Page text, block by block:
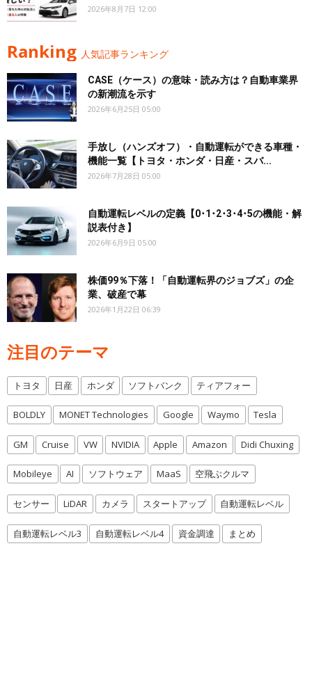
2026年8月7日 12:00
Ranking 人気記事ランキング
CASE（ケース）の意味・読み方は？自動車業界
の新潮流を示す
2026年6月25日 05:00
手放し（ハンズオフ）・自動運転ができる車種・
機能一覧【トヨタ・ホンダ・日産・スバ...
2026年7月28日 05:00
自動運転レベルの定義【0･1･2･3･4･5の機能・解
説表付き】
2026年6月9日 05:00
株価99％下落！「自動運転界のジョブズ」の企
業、破産で幕
2026年1月22日 06:39
注目のテーマ
トヨタ 日産 ホンダ ソフトバンク ティアフォー
BOLDLY MONET Technologies Google Waymo Tesla
GM Cruise VW NVIDIA Apple Amazon Didi Chuxing
Mobileye AI ソフトウェア MaaS 空飛ぶクルマ
センサー LiDAR カメラ スタートアップ 自動運転レベル
自動運転レベル3 自動運転レベル4 資金調達 まとめ